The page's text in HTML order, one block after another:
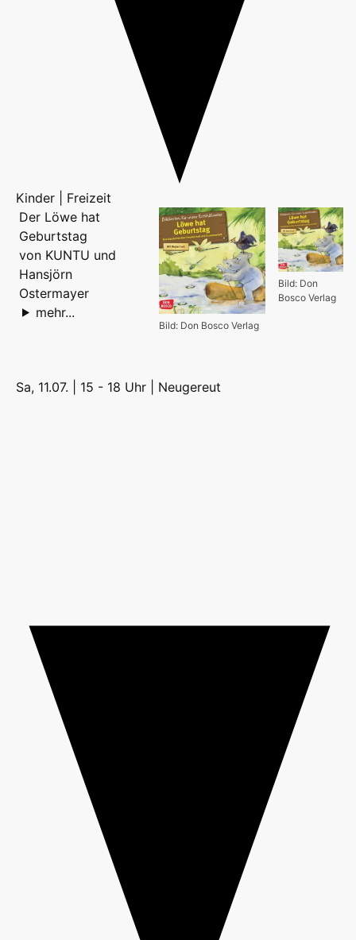
Kinder | Freizeit
Bild: Don
Bosco Verlag
Bild: Don Bosco Verlag
Der Löwe hat
Geburtstag
von KUNTU und
Hansjörn
Ostermayer
mehr...
Sa, 11.07. | 15 - 18 Uhr | Neugereut